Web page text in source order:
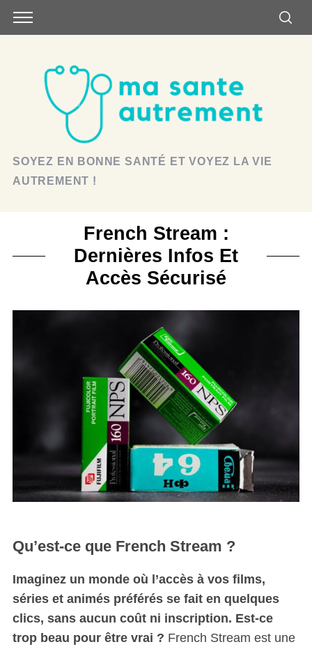
SOYEZ EN BONNE SANTÉ ET VOYEZ LA VIE
AUTREMENT !
French Stream :
Dernières Infos Et
Accès Sécurisé
Qu’est-ce que French Stream ?
Imaginez un monde où l’accès à vos films,
séries et animés préférés se fait en quelques
clics, sans aucun coût ni inscription. Est-ce
trop beau pour être vrai ? French Stream est une